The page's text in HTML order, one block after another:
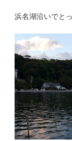
浜名湖沿いでと